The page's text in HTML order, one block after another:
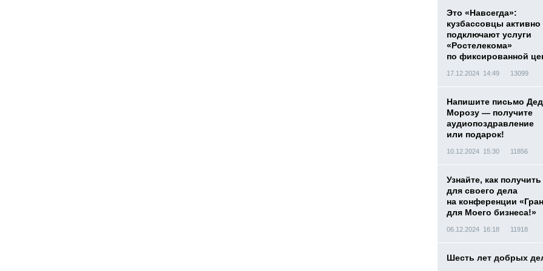
Это «Навсегда»:
кузбассовцы активно
подключают услуги
«Ростелекома»
по фиксированной
17.12.2024 14:49 13099
Напишите письмо
Морозу — получите
аудиопоздравление
или подарок!
10.12.2024 15:30 11856
Узнайте, как получить
для своего дела
на конференции
для Моего бизнеса!»
06.12.2024 16:18 11918
Шесть лет добрых